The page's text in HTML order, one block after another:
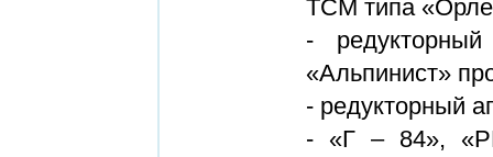
ТСМ типа
-
«Альпинист»
- редукторный
- «Г – 84»,